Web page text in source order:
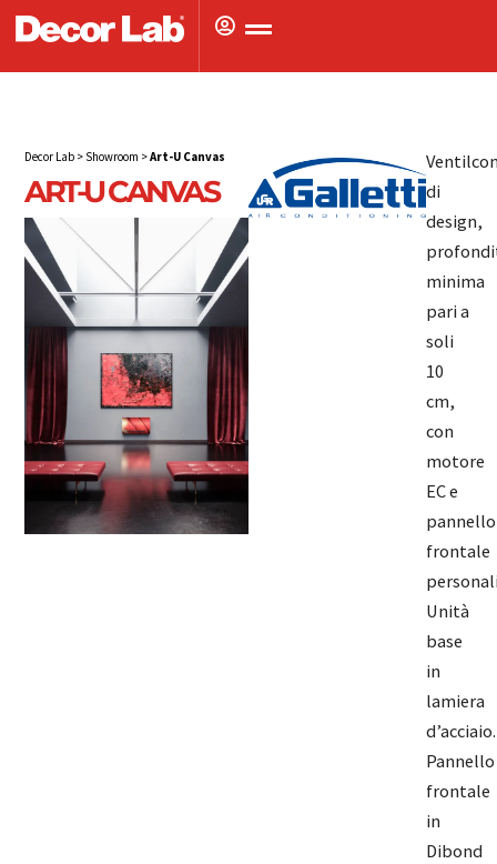
Decor Lab > Showroom >Art-U Canvas
ART-U CANVAS
di
design,
minima
pari a
soli
10
cm,
con
motore
EC e
pannello
frontale
Unità
base
in
lamiera
d’acciaio.
Pannello
frontale
in
Dibond